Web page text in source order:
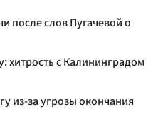
после слов Пугачевой о
хитрость с Калининградом
из-за угрозы окончания